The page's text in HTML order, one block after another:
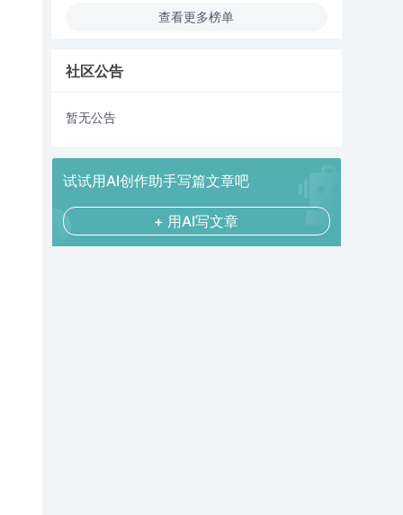
查看更多榜单
社区公告
暂无公告
试试用AI创作助手写篇文章吧
+ 用AI写文章